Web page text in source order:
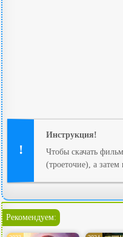
Инструкция!
Чтобы скачать
(троеточие), а затем
Рекомендуем: